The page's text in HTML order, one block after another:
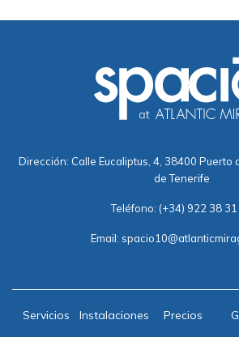
Dirección: Calle Eucaliptus, 4, 38400 Puerto
de Tenerife
Teléfono: (+34) 922 38 31
Email:
Servicios Instalaciones Precios